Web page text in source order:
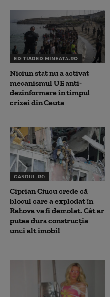
EDITIADEDIMINEATA.RO
Niciun stat nu a activat
mecanismul UE anti-
dezinformare în timpul
crizei din Ceuta
GANDUL.RO
Ciprian Ciucu crede că
blocul care a explodat în
Rahova va fi demolat. Cât ar
putea dura construcția
unui alt imobil